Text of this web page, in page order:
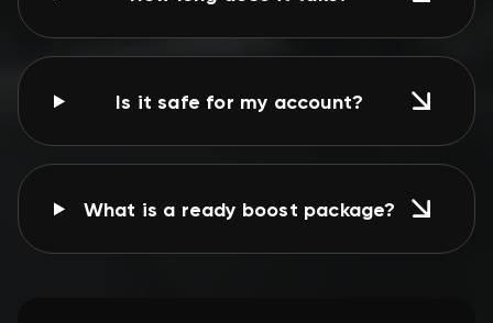
Is it safe for my account?
What is a ready boost package?